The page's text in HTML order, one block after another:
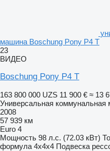
машина Boschung Pony P4 T
23
ВИДЕО
Boschung Pony P4 T
163 800 000 UZS 11 900 € ≈ 13
Универсальная коммунальная
2008
57 939 км
Euro 4
Мощность 98 л.с. (72.03 кВт)
формула 4x4x4 Подвеска